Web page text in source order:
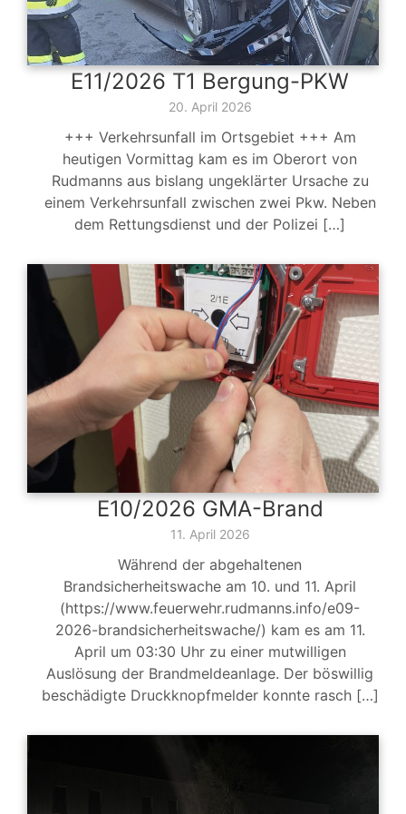
E11/2026 T1 Bergung-PKW
20. April 2026
+++ Verkehrsunfall im Ortsgebiet +++ Am
heutigen Vormittag kam es im Oberort von
Rudmanns aus bislang ungeklärter Ursache zu
einem Verkehrsunfall zwischen zwei Pkw. Neben
dem Rettungsdienst und der Polizei […]
E10/2026 GMA-Brand
11. April 2026
Während der abgehaltenen
Brandsicherheitswache am 10. und 11. April
(https://www.feuerwehr.rudmanns.info/e09-
2026-brandsicherheitswache/) kam es am 11.
April um 03:30 Uhr zu einer mutwilligen
Auslösung der Brandmeldeanlage. Der böswillig
beschädigte Druckknopfmelder konnte rasch […]